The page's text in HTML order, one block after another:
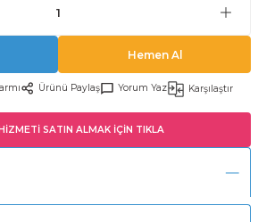
Hemen Al
Ürünü Paylaş Yorum Yaz Karşılaştır
SATIN ALMAK İÇİN TIKLA